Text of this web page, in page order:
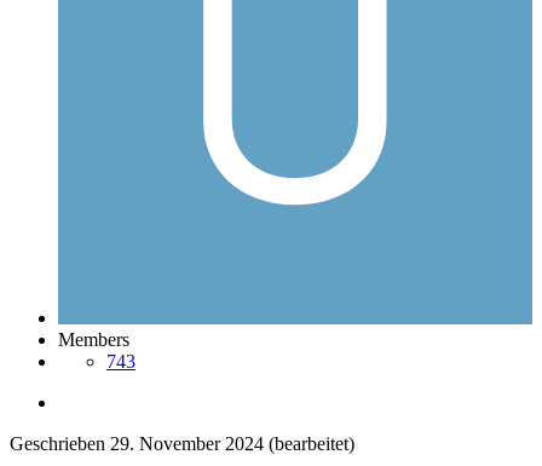
Members
743
Geschrieben 29. November 2024 (bearbeitet)